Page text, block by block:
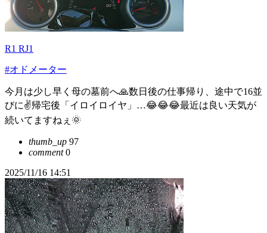
R1 RJ1
#オドメーター
今月は少し早く母の墓前へ🙏数日後の仕事帰り、途中で16並
びに✌️帰宅後「イロイロイヤ」…😂😂😂最近は良い天気が
続いてますねぇ🌞
thumb_up 97
comment0
2025/11/16 14:51